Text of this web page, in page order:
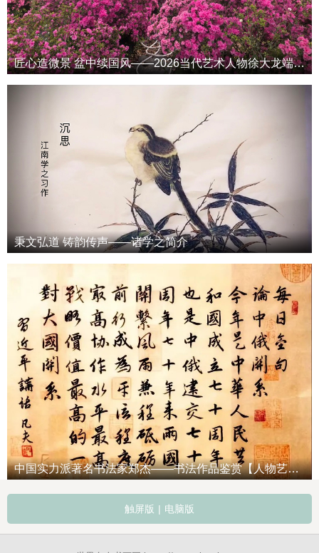
匠心造微景 盆中续国风——2026当代艺术人物徐大龙端午专属特辑
秉文弘道 铸韵传声——诸学之简介
中国实力派著名书法家郑杰——书法作品鉴赏【人物艺术专访】
触屏版 | 电脑版